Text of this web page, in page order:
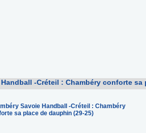
-Créteil : Chambéry conforte sa
Savoie Handball -Créteil : Chambéry
sa place de dauphin (29-25)